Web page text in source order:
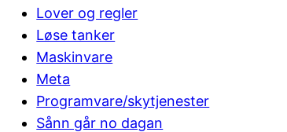
Lover og regler
Løse tanker
Maskinvare
Meta
Programvare/skytjenester
Sånn går no dagan